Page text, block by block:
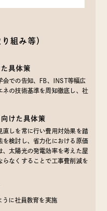
組み等）
具体策
会での告知、FB、INST等幅広
ネの技術基準を周知徹底し、社
けた具体策
直しを常に行い費用対効果を踏
を検討し、省力化における原価
、太陽光の発電効率を考えた屋
なくすることで工事費削減を
うに社員教育を実施